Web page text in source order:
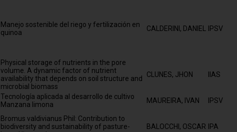
Manejo sostenible del riego y fertilización en
quinoa
CALDERINI, DANIEL IPSV
Physical storage of nutrients in the pore
volume. A dynamic factor of nutrient
availability that depends on soil structure and
microbial biomass
CLUNES, JHON IIAS
Tecnología aplicada al desarrollo de cultivo
Manzana limona
MAUREIRA, IVAN IPSV
Bromus valdivianus Phil: Contribution to
biodiversity and sustainability of pasture-
BALOCCHI, OSCAR IPA